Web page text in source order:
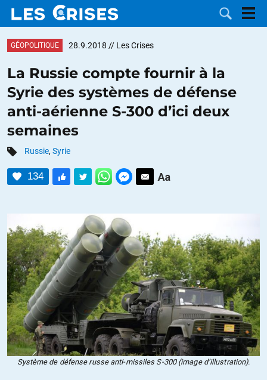
DOSSIERS
CATÉGORIES
CONTACTER
DON
GÉOPOLITIQUE 28.9.2018 // Les Crises
La Russie compte fournir à la
Syrie des systèmes de défense
anti-aérienne S-300 d’ici deux
semaines
Russie, Syrie
134
Système de défense russe anti-missiles S-300 (image d’illustration).